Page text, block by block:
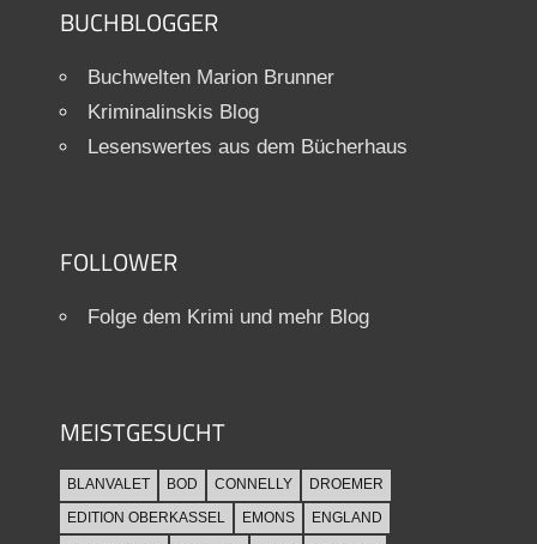
BUCHBLOGGER
Buchwelten Marion Brunner
Kriminalinskis Blog
Lesenswertes aus dem Bücherhaus
FOLLOWER
Folge dem Krimi und mehr Blog
MEISTGESUCHT
BLANVALET BOD CONNELLY
DROEMER
EDITION OBERKASSEL
EMONS
ENGLAND